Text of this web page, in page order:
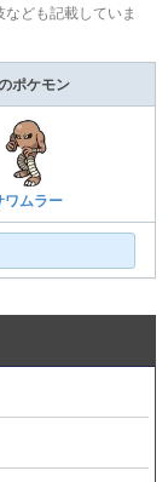
ども記載していま
ポケモン
ワムラー